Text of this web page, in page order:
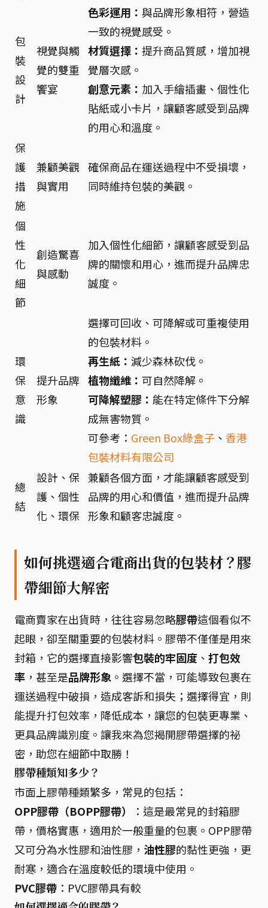
包
裝
設
計
視覺與觸
覺的雙重
饗宴
色彩運用： 與品牌形象相符，營造
一致的視覺感受。
材質選擇： 提升商品質感，增加視
覺層次感。
創意元素： 加入手繪插畫、個性化
貼紙或小卡片，讓顧客感受到品牌
的用心和溫度。
保
護
措
施
兼顧美觀
與實用
確保商品在運送過程中不受損壞，
同時維持包裝的美觀。
個
性
化
細
節
創造驚喜
與感動
加入個性化細節，讓顧客感受到品
牌的關懷和用心，進而提升品牌忠
誠度。
環
保
意
識
提升品牌
形象
選擇可回收、可降解或可重複使用
的包裝材料。
再生紙： 減少森林砍伐。
植物纖維： 可自然降解。
可降解塑膠： 能在特定條件下分解
成無害物質。
可參考： Green Box綠盒子 、 香港
包裝材料有限公司
總
結
設計、保
護、個性
化、環保
兼顧各個方面，才能讓顧客感受到
品牌的用心和價值，進而提升品牌
形象和顧客忠誠度。
如何挑選適合電商出貨的包裝材？膠
帶細節大解密
電商賣家在出貨時，往往容易忽略膠帶這個看似不
起眼，卻至關重要的包裝材料。膠帶不僅僅是用來
封箱，它的選擇直接影響包裝的牢固度 、 打包效
率 ，甚至是品牌形象 。選擇不當，可能導致包裹在
運送過程中破損，造成客訴和損失；選擇得宜，則
能提升打包效率，降低成本，讓您的包裝更專業、
更具品牌識別度。讓我來為您揭開膠帶選擇的祕
密，助您在細節中取勝！
膠帶種類知多少？
市面上膠帶種類繁多，常見的包括：
OPP膠帶（BOPP膠帶）
：這是最常見的封箱膠
帶，價格實惠，適用於一般重量的包裹。OPP膠帶
又可分為水性膠和油性膠， 油性膠的黏性更強，更
耐寒，適合在溫度較低的環境中使用。
PVC膠帶 ：PVC膠帶具有較